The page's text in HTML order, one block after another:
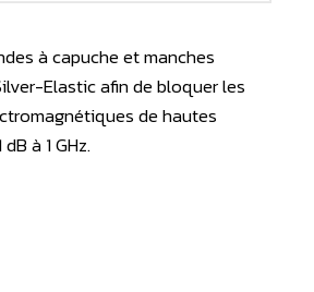
à capuche et manches
Elastic afin de bloquer les
de hautes
à 1 GHz.